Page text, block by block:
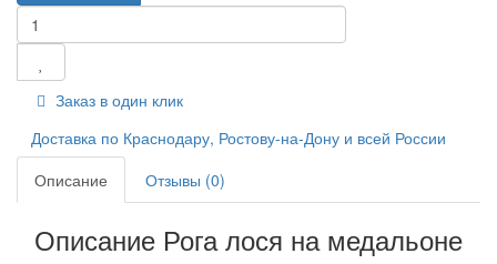
Заказ в один клик
Доставка по Краснодару, Ростову-на-Дону и всей России
Описание
Отзывы (0)
Описание Рога лося на медальоне